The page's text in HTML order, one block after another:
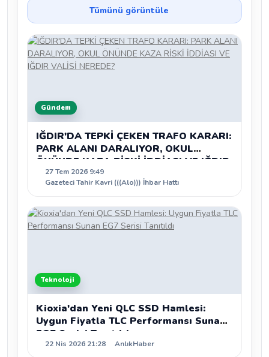
Tümünü görüntüle
Gündem
IĞDIR'DA TEPKİ ÇEKEN TRAFO KARARI:
PARK ALANI DARALIYOR, OKUL
ÖNÜNDE KAZA RİSKİ İDDİASI VE IĞDIR
VALİSİ NEREDE?
27 Tem 2026 9:49
Gazeteci Tahir Kavri (((Alo))) İhbar Hattı
Teknoloji
Kioxia'dan Yeni QLC SSD Hamlesi:
Uygun Fiyatla TLC Performansı Sunan
EG7 Serisi Tanıtıldı
22 Nis 2026 21:28 AnlıkHaber